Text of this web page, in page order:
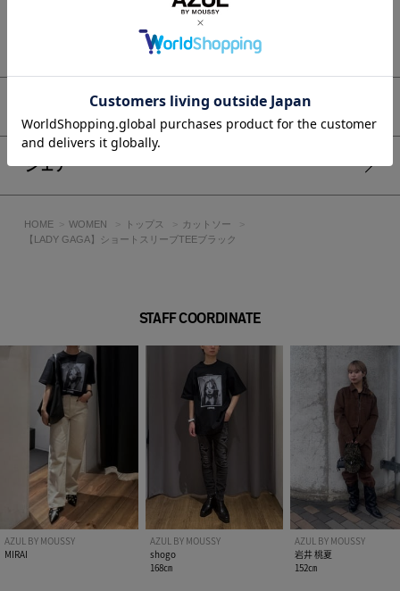
粗野感のある16番オープンエンド糸を使用しアメリカンな着心
透け感：なし
裏 地：なし
伸縮性：あり
■レディースモデル身長：176cm、着用サイズ：Mサイズ メ
[注意事項]
り、実物と色味が異なる場合がございます。
※着用、お取り扱いの際は、アテンションタグをご確認くださ
い。
もっと見る
アイテムサイズ
シェア
HOME WOMEN トップス
カットソー
【LADY GAGA】ショートスリーブTEEブラック
STAFF COORDINATE
AZUL BY MOUSSY
MIRAI
AZUL BY MOUSSY
shogo
168㎝
AZUL BY MOUSSY
岩井 桃夏
152㎝